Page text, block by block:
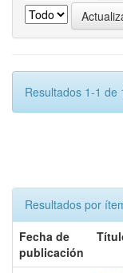
Resultados 1-1 de
Resultados por
Fecha de
publicación